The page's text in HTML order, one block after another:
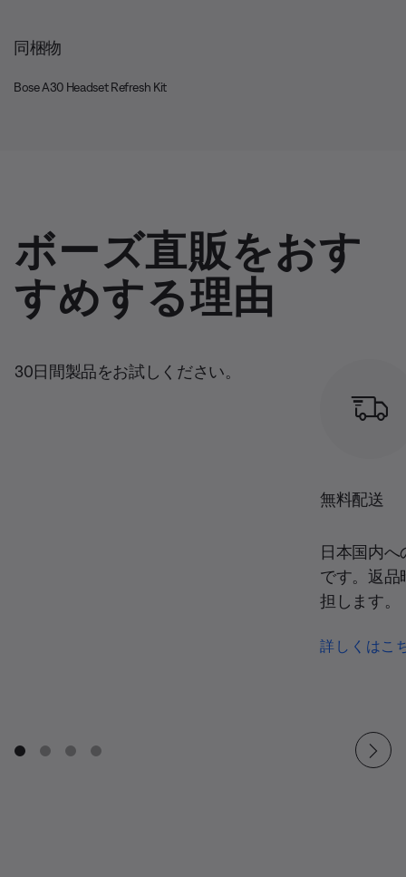
同梱物
Bose A30 Headset Refresh Kit
ボーズ直販をおす
すめする理由
30日間製品をお試しください。
無料配送
日本国内
です。返品
担します。
詳しくはこ